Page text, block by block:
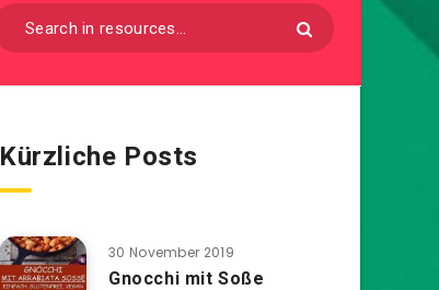
Kürzliche Posts
30 November 2019
Gnocchi mit Soße